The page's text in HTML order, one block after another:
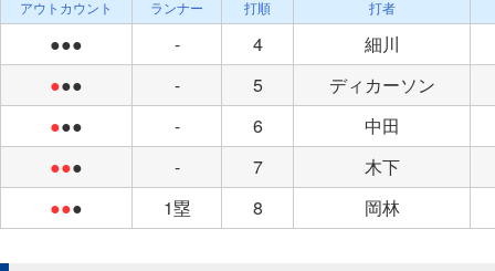
アウトカウント ランナー 打順 打者
●●● - 4
細川
●●● - 5
ディカーソン
●●● - 6
中田
●●● - 7
木下
●●● 1塁 8 岡林